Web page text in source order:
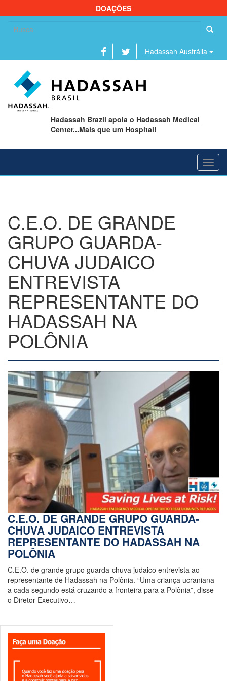
DOAÇÕES
Hadassah Austrália
Hadassah Brazil apoia o Hadassah Medical
Center...Mais que um Hospital!
C.E.O. DE GRANDE
GRUPO GUARDA-
CHUVA JUDAICO
ENTREVISTA
REPRESENTANTE DO
HADASSAH NA
POLÔNIA
C.E.O. DE GRANDE GRUPO GUARDA-
CHUVA JUDAICO ENTREVISTA
REPRESENTANTE DO HADASSAH NA
POLÔNIA
C.E.O. de grande grupo guarda-chuva judaico entrevista ao
representante de Hadassah na Polônia. “Uma criança ucraniana
a cada segundo está cruzando a fronteira para a Polônia”, disse
o Diretor Executivo…